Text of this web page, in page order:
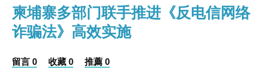
柬埔寨多部门联手推进《反电信网络
诈骗法》高效实施
留言 0 收藏 0 推薦 0